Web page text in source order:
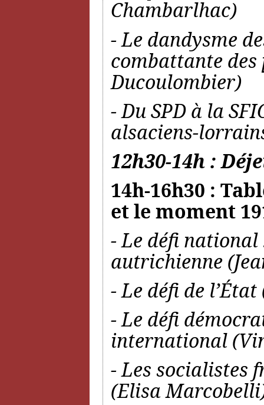
Chambarlhac)
- Le dandysme
combattante
Ducoulombier)
- Du SPD à la
alsaciens-
12h30-14h :
14h-16h30 :
et le moment
- Le défi
autrichienne
- Le défi de
- Le défi
international
- Les socialistes
(Elisa